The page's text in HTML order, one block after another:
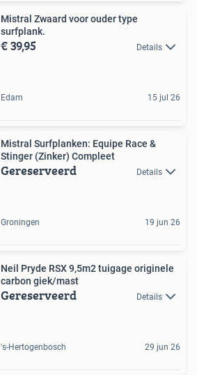
Mistral Zwaard voor ouder type
surfplank.
€ 39,95 Details
Edam 15 jul 26
Mistral Surfplanken: Equipe Race &
Stinger (Zinker) Compleet
Gereserveerd Details
Groningen 19 jun 26
Neil Pryde RSX 9,5m2 tuigage originele
carbon giek/mast
Gereserveerd Details
's-Hertogenbosch 29 jun 26